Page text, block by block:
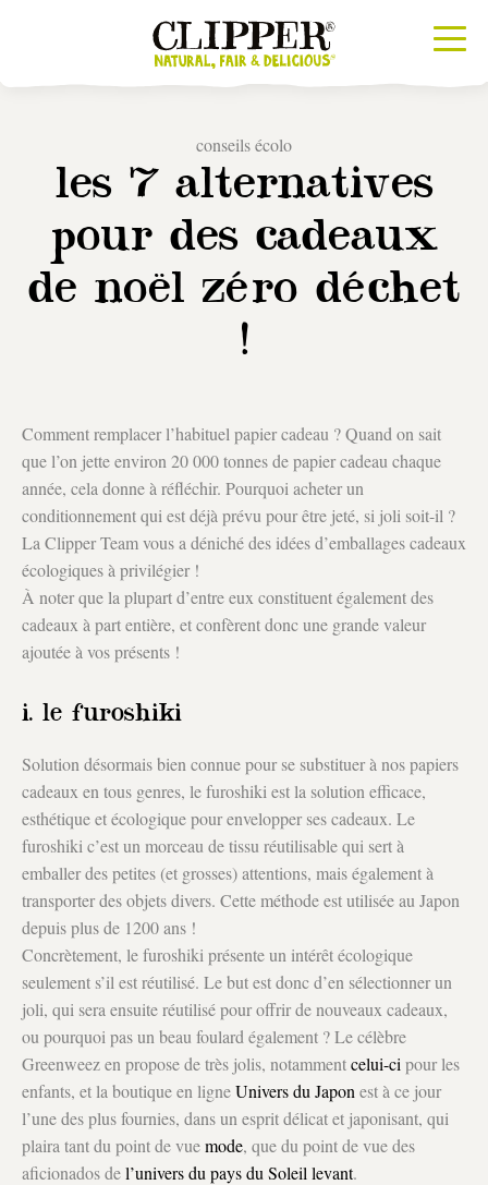
conseils écolo
les 7 alternatives
pour des cadeaux
de noël zéro déchet
!
Comment remplacer l’habituel papier cadeau ? Quand on sait
que l’on jette environ 20 000 tonnes de papier cadeau chaque
année, cela donne à réfléchir. Pourquoi acheter un
conditionnement qui est déjà prévu pour être jeté, si joli soit-il ?
La Clipper Team vous a déniché des idées d’emballages cadeaux
écologiques à privilégier !
À noter que la plupart d’entre eux constituent également des
cadeaux à part entière, et confèrent donc une grande valeur
ajoutée à vos présents !
i. le furoshiki
Solution désormais bien connue pour se substituer à nos papiers
cadeaux en tous genres, le furoshiki est la solution efficace,
esthétique et écologique pour envelopper ses cadeaux. Le
furoshiki c’est un morceau de tissu réutilisable qui sert à
emballer des petites (et grosses) attentions, mais également à
transporter des objets divers. Cette méthode est utilisée au Japon
depuis plus de 1200 ans !
Concrètement, le furoshiki présente un intérêt écologique
seulement s’il est réutilisé. Le but est donc d’en sélectionner un
joli, qui sera ensuite réutilisé pour offrir de nouveaux cadeaux,
ou pourquoi pas un beau foulard également ? Le célèbre
Greenweez en propose de très jolis, notammentcelui-ci pour les
enfants, et la boutique en ligneUnivers du Japon est à ce jour
l’une des plus fournies, dans un esprit délicat et japonisant, qui
plaira tant du point de vuemode, que du point de vue des
aficionados del’univers du pays du Soleil levant.